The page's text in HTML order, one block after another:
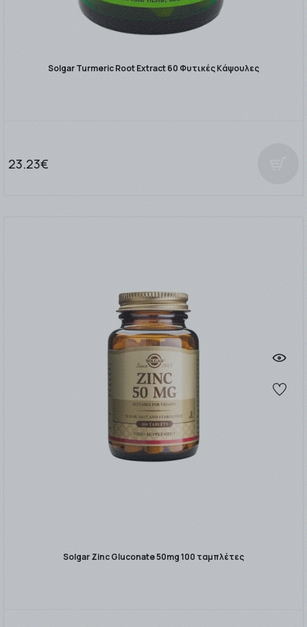
Solgar Turmeric Root Extract 60 Φυτικές Κάψουλες
23.23€
Solgar Zinc Gluconate 50mg 100 ταμπλέτες